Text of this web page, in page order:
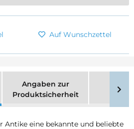
Auf Wunschzettel
Angaben zur
Produktsicherheit
Antike eine bekannte und beliebte